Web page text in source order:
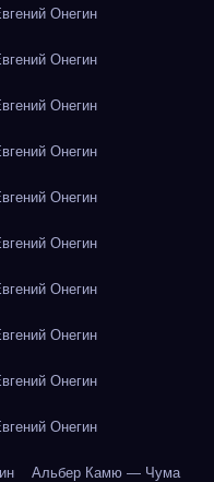
Онегин
Онегин
Онегин
Онегин
Онегин
Онегин
Онегин
Онегин
Онегин
Онегин
Альбер Камю — Чума